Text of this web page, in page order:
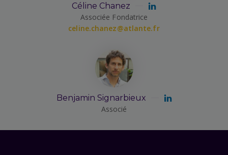
Céline Chanez
Associée Fondatrice
celine.chanez@atlante.fr
Benjamin Signarbieux
Associé